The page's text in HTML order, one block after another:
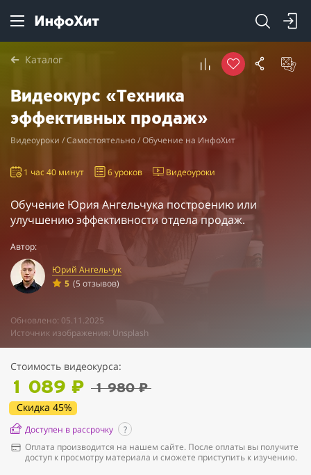
Каталог
Видеокурс «Техника
эффективных продаж»
Видеоуроки / Самостоятельно / Обучение на ИнфоХит
1 час 40 минут 6 уроков Видеоуроки
Обучение Юрия Ангельчука построению или
улучшению эффективности отдела продаж.
Автор:
Юрий Ангельчук
5 (5 отзывов)
Обновлено: 05.11.2025
Источник изображения: Unsplash
Стоимость видеокурса:
1 089 ₽ 1 980 ₽
Скидка 45%
Доступен в рассрочку
?
Оплата производится на нашем сайте. После оплаты вы получите
доступ к просмотру материала и сможете приступить к изучению.